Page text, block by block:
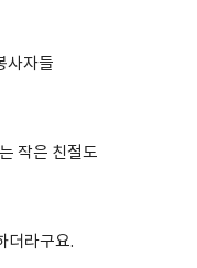
사자들
작은 친절도
더라구요.